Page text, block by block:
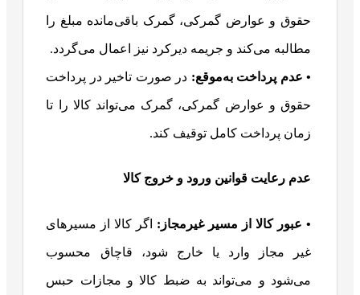
حقوق و عوارض گمرکی، گمرک باقی‌مانده مبلغ را
مطالبه می‌کند و جریمه دیرکرد نیز اعمال می‌گردد.
• عدم پرداخت به‌موقع: در صورت تاخیر در پرداخت
حقوق و عوارض گمرکی، گمرک می‌تواند کالا را تا
زمان پرداخت کامل توقیف کند.
عدم رعایت قوانین ورود و خروج کالا
• عبور کالا از مسیر غیرمجاز: اگر کالا از مسیرهای
غیر مجاز وارد یا خارج شود، قاچاق محسوب
می‌شود و می‌تواند به ضبط کالا و مجازات حبس